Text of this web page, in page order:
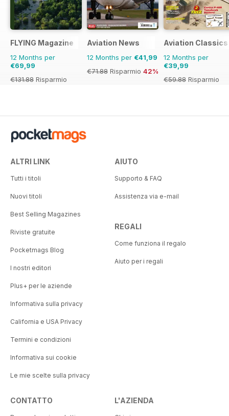
FLYING Magazine
12 Months per
€69,99
€131.88 Risparmio
Aviation News
12 Months per €41,99
€71.88 Risparmio 42%
Aviation
12 Months per
€39,99
€59.88 Risparmio
ALTRI LINK
Tutti i titoli
Nuovi titoli
Best Selling Magazines
Riviste gratuite
Pocketmags Blog
I nostri editori
Plus+ per le aziende
Informativa sulla privacy
California e USA Privacy
Termini e condizioni
Informativa sui cookie
Le mie scelte sulla privacy
AIUTO
Supporto & FAQ
Assistenza via e-mail
REGALI
Come funziona il regalo
Aiuto per i regali
CONTATTO L'AZIENDA